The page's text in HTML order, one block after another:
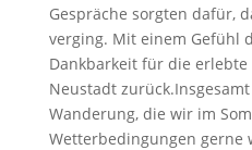
Gespräche sorgten dafür,
verging. Mit einem Gefühl
Dankbarkeit für die
Neustadt
Wanderung, die wir im
Wetterbedingungen gerne